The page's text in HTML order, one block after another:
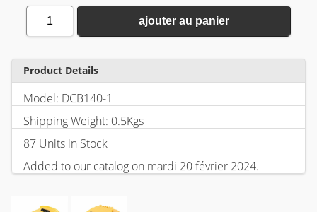
1 ajouter au panier
Product Details
Model: DCB140-1
Shipping Weight: 0.5Kgs
87 Units in Stock
Added to our catalog on mardi 20 février 2024.